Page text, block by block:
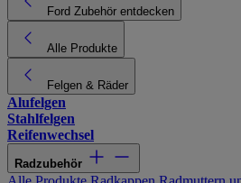
Ford Zubehör entdecken
Alle Produkte
Felgen & Räder
Alufelgen
Stahlfelgen
Reifenwechsel
Radzubehör